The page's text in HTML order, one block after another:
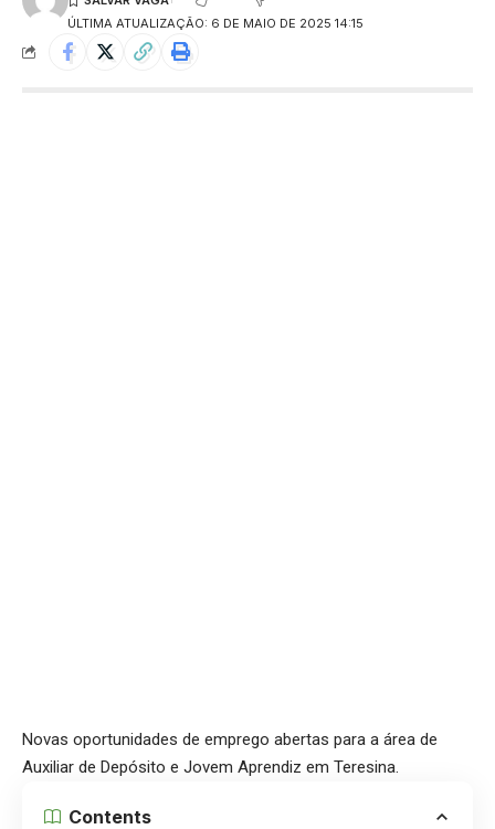
ÚLTIMA ATUALIZAÇÃO: 6 DE MAIO DE 2025 14:15
Novas oportunidades de emprego abertas para a área de
Auxiliar de Depósito e Jovem Aprendiz em Teresina.
Contents